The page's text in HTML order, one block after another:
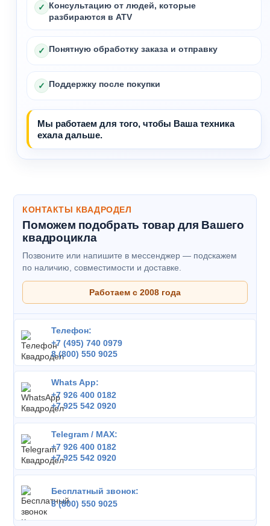
✓ Консультацию от людей, которые
разбираются в ATV
✓ Понятную обработку заказа и отправку
✓ Поддержку после покупки
Мы работаем для того, чтобы Ваша техника
ехала дальше.
КОНТАКТЫ КВАДРОДЕЛ
Поможем подобрать товар для Вашего
квадроцикла
Позвоните или напишите в мессенджер — подскажем
по наличию, совместимости и доставке.
Работаем с 2008 года
Телефон:
+7 (495) 740 0979
8 (800) 550 9025
Whats App:
+7 926 400 0182
+7 925 542 0920
Telegram / MAX:
+7 926 400 0182
+7 925 542 0920
Бесплатный звонок:
8 (800) 550 9025